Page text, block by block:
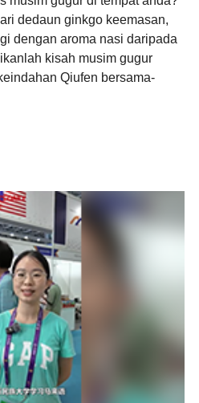
dedaun ginkgo keemasan,
dengan aroma nasi daripada
kisah musim gugur
Qiufen bersama-